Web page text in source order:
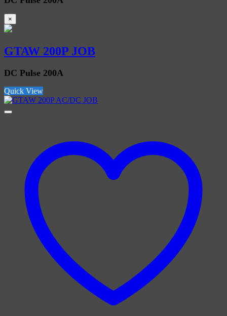
×
GTAW 200P JOB
DC Pulse 200A
Quick View